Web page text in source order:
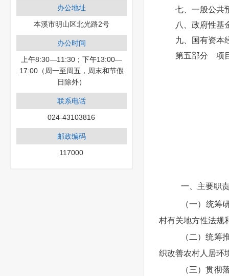
办公地址
本溪市明山区北光路2号
办公时间
上午8:30—11:30；下午13:00—
17:00（周一至周五，周末和节假
日除外）
联系电话
024-43103816
邮政编码
117000
七、一般公共
八、政府性基
九、国有资本
第五部分 项
一、主要职
（一）统筹
村有关地方性法规
（二）统筹
织改善农村人居环
（三）贯彻